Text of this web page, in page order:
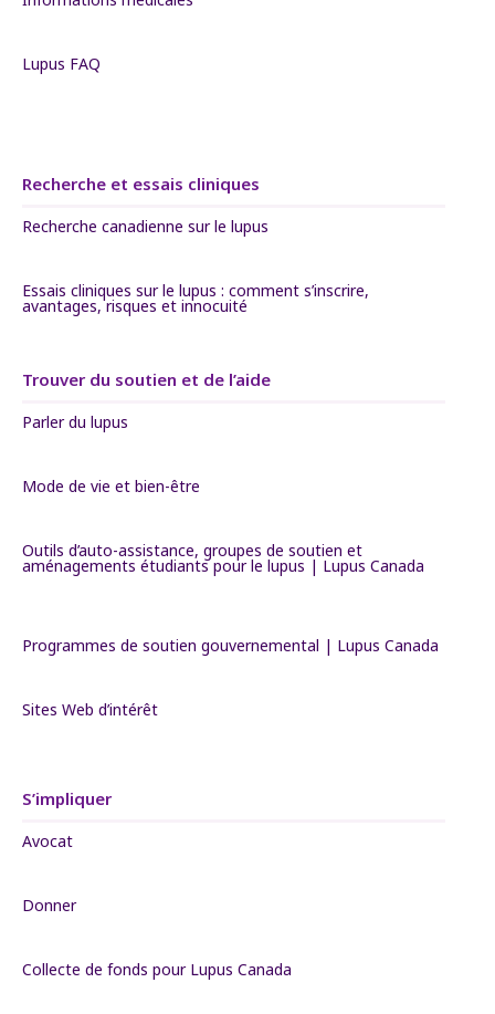
Lupus FAQ
Recherche et essais cliniques
Recherche canadienne sur le lupus
Essais cliniques sur le lupus : comment s’inscrire,
avantages, risques et innocuité
Trouver du soutien et de l’aide
Parler du lupus
Mode de vie et bien-être
Outils d’auto-assistance, groupes de soutien et
aménagements étudiants pour le lupus | Lupus Canada
Programmes de soutien gouvernemental | Lupus Canada
Sites Web d’intérêt
S’impliquer
Avocat
Donner
Collecte de fonds pour Lupus Canada